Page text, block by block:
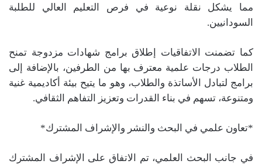
مما يشكل نقلة نوعية في فرص التعليم العالي للطلبة
السودانيين.
كما تضمنت الاتفاقيات إطلاق برامج شهادات مزدوجة تمنح
الطلاب درجات علمية معترف بها من الطرفين، بالإضافة إلى
برامج لتبادل الأساتذة والطلاب، وهو ما يتيح بيئة أكاديمية غنية
ومتنوعة، تسهم في بناء القدرات وتعزيز التفاهم الثقافي.
*تعاون علمي في البحث والنشر والإشراف المشترك*
في جانب البحث العلمي، تم الاتفاق على الإشراف المشترك